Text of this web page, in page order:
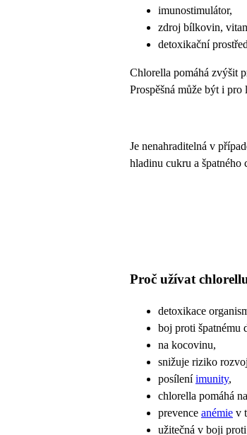
imunostimulátor,
zdroj bílkovin,
detoxikační
Chlorella pomáhá zvýšit
Prospěšná může být i
Je nenahraditelná v
hladinu cukru a
Proč užívat
detoxikace
boj proti špatnému
na kocovinu,
snižuje riziko
posíleníimunity,
chlorella pomáhá
prevence anémie v
užitečná v boji proti